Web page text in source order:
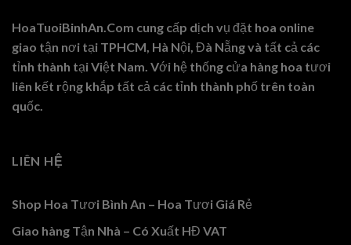
HoaTuoiBinhAn.Com cung cấp dịch vụ đặt hoa online
giao tận nơi tại TPHCM, Hà Nội, Đà Nẵng và tất cả các
tỉnh thành tại Việt Nam. Với hệ thống cửa hàng hoa tươi
liên kết rộng khắp tất cả các tỉnh thành phố trên toàn
quốc.
LIÊN HỆ
Shop Hoa Tươi Bình An – Hoa Tươi Giá Rẻ
Giao hàng Tận Nhà – Có Xuất HĐ VAT